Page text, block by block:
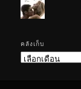
คลังเก็บ
คลัง